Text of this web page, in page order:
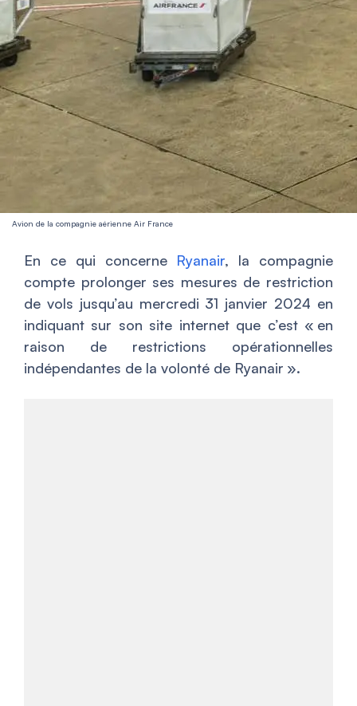
Avion de la compagnie aérienne Air France
En ce qui concerne Ryanair, la compagnie
compte prolonger ses mesures de restriction
de vols jusqu’au mercredi 31 janvier 2024 en
indiquant sur son site internet que c’est « en
raison de restrictions opérationnelles
indépendantes de la volonté de Ryanair ».